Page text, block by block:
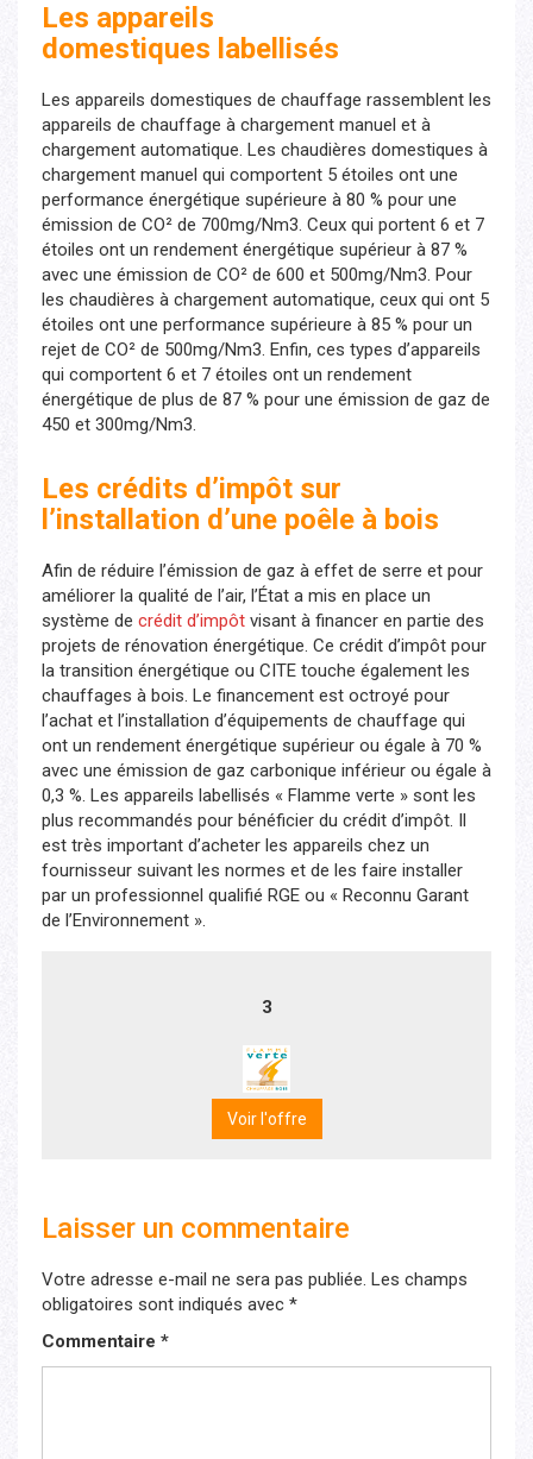
Les appareils
domestiques labellisés
Les appareils domestiques de chauffage rassemblent les
appareils de chauffage à chargement manuel et à
chargement automatique. Les chaudières domestiques à
chargement manuel qui comportent 5 étoiles ont une
performance énergétique supérieure à 80 % pour une
émission de CO² de 700mg/Nm3. Ceux qui portent 6 et 7
étoiles ont un rendement énergétique supérieur à 87 %
avec une émission de CO² de 600 et 500mg/Nm3. Pour
les chaudières à chargement automatique, ceux qui ont 5
étoiles ont une performance supérieure à 85 % pour un
rejet de CO² de 500mg/Nm3. Enfin, ces types d’appareils
qui comportent 6 et 7 étoiles ont un rendement
énergétique de plus de 87 % pour une émission de gaz de
450 et 300mg/Nm3.
Les crédits d’impôt sur
l’installation d’une poêle à bois
Afin de réduire l’émission de gaz à effet de serre et pour
améliorer la qualité de l’air, l’État a mis en place un
système de crédit d’impôt visant à financer en partie des
projets de rénovation énergétique. Ce crédit d’impôt pour
la transition énergétique ou CITE touche également les
chauffages à bois. Le financement est octroyé pour
l’achat et l’installation d’équipements de chauffage qui
ont un rendement énergétique supérieur ou égale à 70 %
avec une émission de gaz carbonique inférieur ou égale à
0,3 %. Les appareils labellisés « Flamme verte » sont les
plus recommandés pour bénéficier du crédit d’impôt. Il
est très important d’acheter les appareils chez un
fournisseur suivant les normes et de les faire installer
par un professionnel qualifié RGE ou « Reconnu Garant
de l’Environnement ».
3
Voir l'offre
Laisser un commentaire
Votre adresse e-mail ne sera pas publiée. Les champs
obligatoires sont indiqués avec *
Commentaire *